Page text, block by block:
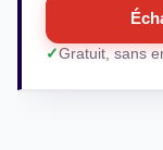
Gratuit, sans